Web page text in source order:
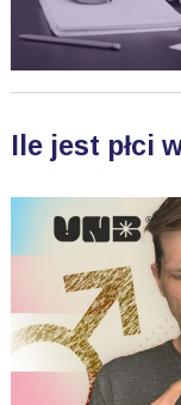
Ile jest płci